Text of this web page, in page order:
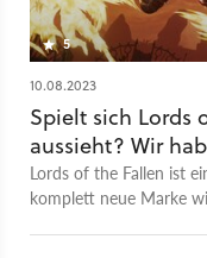
5
10.08.2023
Spielt sich Lords
aussieht? Wir
Lords of the Fallen ist
komplett neue Marke